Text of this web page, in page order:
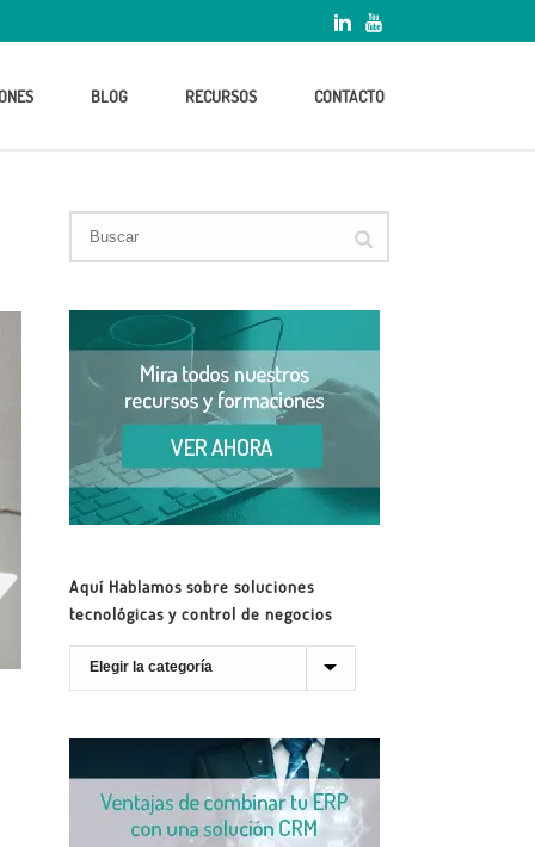
BLOG RECURSOS CONTACTO
Aquí Hablamos sobre soluciones
tecnológicas y control de negocios